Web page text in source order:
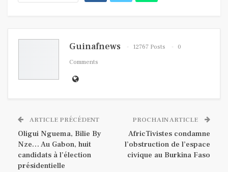
Guinafnews 12767 Posts
0
Comments
ARTICLE PRÉCÉDENT
Oligui Nguema, Bilie By
Nze… Au Gabon, huit
candidats à l’élection
présidentielle
PROCHAIN ARTICLE
AfricTivistes condamne
l’obstruction de l’espace
civique au Burkina Faso